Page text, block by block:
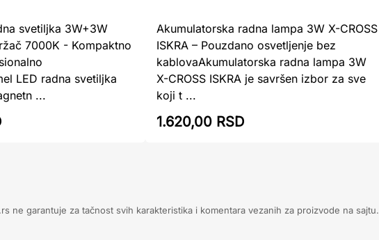
svetiljka 3W+3W
7000K - Kompaktno
LED radna svetiljka
...
Akumulatorska radna lampa 3W X-CROSS
ISKRA – Pouzdano osvetljenje bez
kablovaAkumulatorska radna lampa 3W
X-CROSS ISKRA je savršen izbor za sve
koji t ...
1.620,00 RSD
ne garantuje za tačnost svih karakteristika i komentara vezanih za proizvode na sajtu.